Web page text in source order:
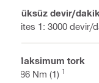
Yüksüz devir/
Vites 1: 3000 devir/
Maksimum tork
186 Nm (1) 1